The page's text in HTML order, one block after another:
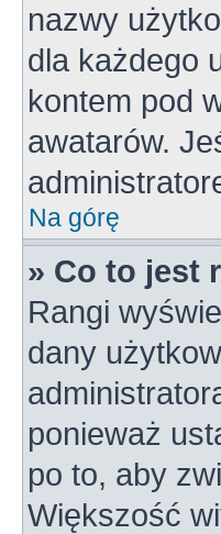
nazwy
dla każdego
kontem pod
awatarów.
Na górę
» Co to jest
Rangi
dany
ponieważ
po to, aby
Większość